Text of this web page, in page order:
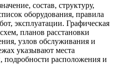
состав, структуру,
оборудования, правила
эксплуатации. Графическая
планов расстановки
узлов обслуживания и
указывают места
подробности расположения и